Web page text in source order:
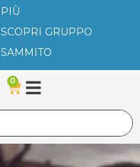
PIÙ
SCOPRI GRUPPO
SAMMITO
0
Carrello